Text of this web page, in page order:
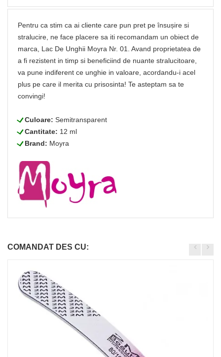
Pentru ca stim ca ai cliente care pun pret pe însușire si
stralucire, ne face placere sa iti recomandam un obiect de
marca, Lac De Unghii Moyra Nr. 01. Avand proprietatea de
a fi rezistent in timp si beneficiind de nuante stralucitoare,
va pune indiferent ce unghie in valoare, acordandu-i acel
plus pe care il merita cu prisosinta! Te asteptam sa te
convingi!
LCuloare: Semitransparent
LCantitate: 12 ml
LBrand: Moyra
COMANDAT DES CU: